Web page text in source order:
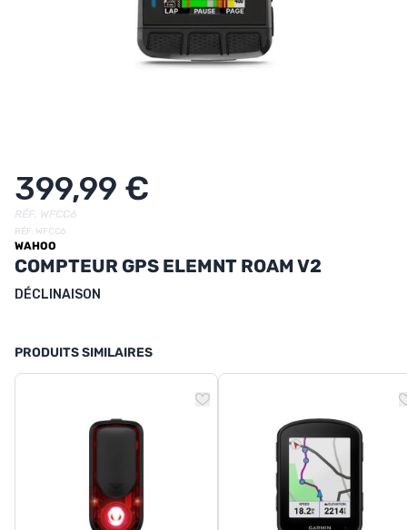
MES FAVORIS
LE BLOG DES TONTONS
CONTACT
399,99 €
RÉF. WFCC6
RÉF. WFCC6
WAHOO
COMPTEUR GPS ELEMNT ROAM V2
DÉCLINAISON
PRODUITS SIMILAIRES